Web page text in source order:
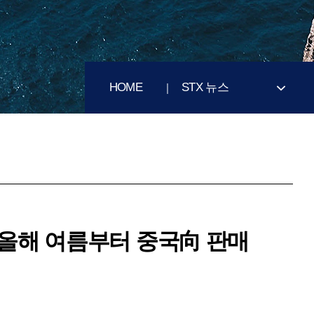
HOME STX 뉴스
해 여름부터 중국向 판매